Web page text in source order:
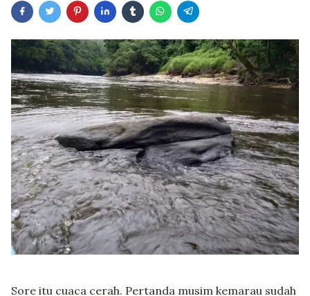
Sore itu cuaca cerah. Pertanda musim kemarau sudah